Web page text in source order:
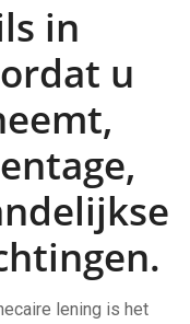
in
u
lening is het